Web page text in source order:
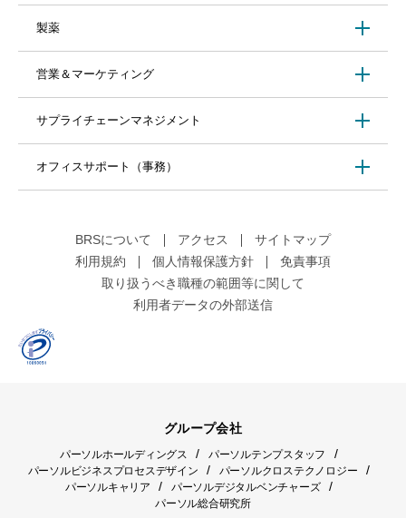
製薬
営業＆マーケティング
サプライチェーンマネジメント
オフィスサポート（事務）
BRSについて アクセス
サイトマップ
利用規約
個人情報保護方針
免責事項
取り扱うべき職種の範囲等に関して
利用者データの外部送信
グループ会社
パーソルホールディングス / パーソルテンプスタッフ /
パーソルビジネスプロセスデザイン / パーソルクロステクノロジー /
パーソルキャリア / パーソルデジタルベンチャーズ /
パーソル総合研究所